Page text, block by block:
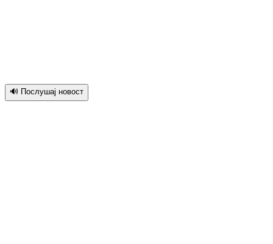
🔊 Послушај новост